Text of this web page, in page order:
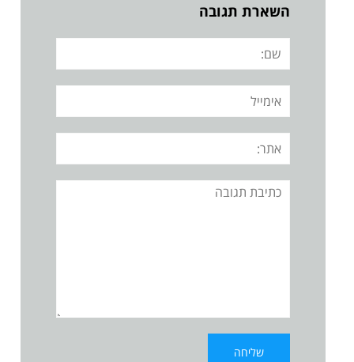
השארת תגובה
שם:
אימייל
אתר:
תגובה